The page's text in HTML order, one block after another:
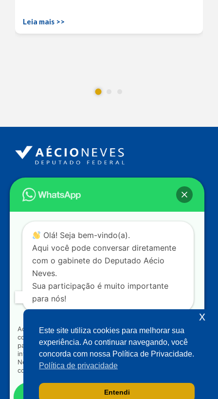
Leia mais >>
Endereço
Câmara dos Deputados
Ed. Principal, Ala C – Gabinete
Contato
dep.aecioneves@camara.leg.br
+55 (61) 3215-5964
+55 (31) 3261-0121
+55 (31) 97150-0834
Nossas redes
Acompanhe o meu mandato
Olá! Seja bem-vindo(a).
Aqui você pode conversar diretamente
com o gabinete do Deputado Aécio
Neves.
Sua participação é muito importante
para nós!
Ao clicar para iniciar o contato pelo WhatsApp, você
concorda que seus dados serão utilizados exclusivamente
para atendimento relacionado às demandas, sugestões ou
informações referentes ao mandato do Deputado Aécio
Neves. Seus dados serão tratados com sigilo e não serão
compartilhados com terceiros.
Falar com gabinete
Este site utiliza cookies para melhorar sua
experiência. Ao continuar navegando, você
concorda com nossa Política de Privacidade.
Política de privacidade
Entendi
x